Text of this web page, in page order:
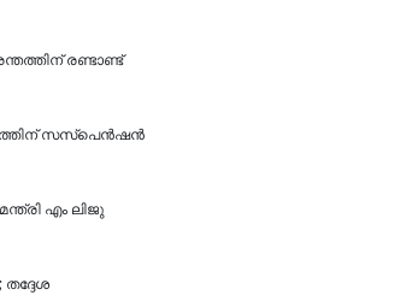
രണ്ടാണ്ട്
സസ്‌പെന്‍ഷന്‍
എം ലിജു